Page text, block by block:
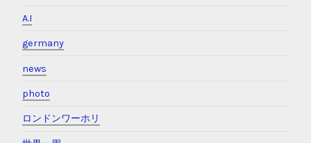
A.I
germany
news
photo
ロンドンワーホリ